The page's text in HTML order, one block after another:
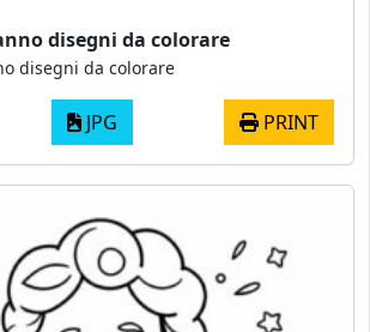
disegni da colorare
disegni da colorare
JPG PRINT